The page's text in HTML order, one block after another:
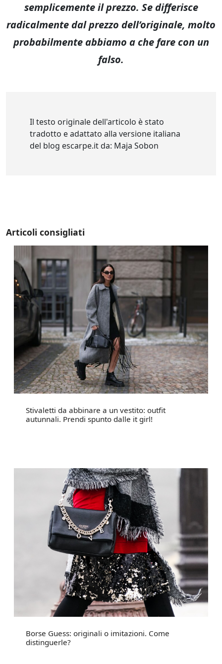
semplicemente il prezzo. Se differisce
radicalmente dal prezzo dell’originale, molto
probabilmente abbiamo a che fare con un
falso.
Il testo originale dell'articolo è stato
tradotto e adattato alla versione italiana
del blog escarpe.it da: Maja Sobon
Articoli consigliati
Stivaletti da abbinare a un vestito: outfit
autunnali. Prendi spunto dalle it girl!
Borse Guess: originali o imitazioni. Come
distinguerle?